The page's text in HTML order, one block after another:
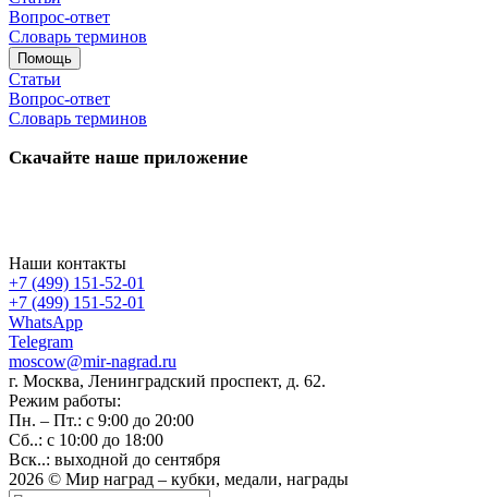
Вопрос-ответ
Словарь терминов
Помощь
Статьи
Вопрос-ответ
Словарь терминов
Скачайте наше приложение
Наши контакты
+7 (499) 151-52-01
+7 (499) 151-52-01
WhatsApp
Telegram
moscow@mir-nagrad.ru
г. Москва, Ленинградский проспект, д. 62.
Режим работы:
Пн. – Пт.: с 9:00 до 20:00
Сб..: с 10:00 до 18:00
Вск..: выходной до сентября
2026 © Мир наград – кубки, медали, награды